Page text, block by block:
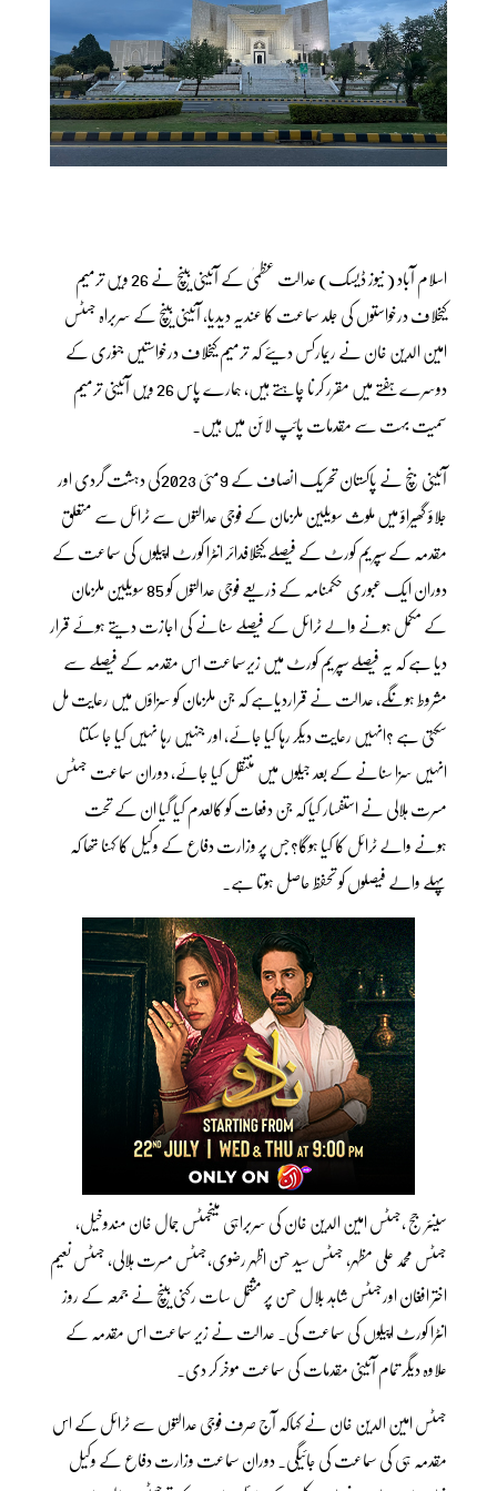
اسلام آباد ( نیوز ڈیسک) عدالت عظمیٰ کے آئینی بینچ نے 26 ویں ترمیم
کیخلاف درخواستوں کی جلد سماعت کا عندیہ دیدیا، آئینی بینچ کے سربراہ جسٹس
امین الدین خان نے ریمارکس دیئے کہ ترمیم کیخلاف درخواستیں جنوری کے
دوسرے ہفتے میں مقرر کرنا چاہتے ہیں، ہمارے پاس 26 ویں آئینی ترمیم
سمیت بہت سے مقدمات پائپ لائن میں ہیں۔
آئینی بنچ نے پاکستان تحریک انصاف کے 9مئی 2023کی دہشت گردی اور
جلاؤ گھیراؤ میں ملوث سویلین ملزمان کے فوجی عدالتوں سے ٹرائل سے متعلق
مقدمہ کے سپریم کورٹ کے فیصلے کیخلافدائر انٹرا کورٹ اپیلوں کی سماعت کے
دوران ایک عبوری حکمنامہ کے ذریعے فوجی عدالتوں کو 85 سویلین ملزمان
کے مکمل ہونے والے ٹرائل کے فیصلے سنانے کی اجازت دیتے ہوئے قرار
دیا ہے کہ یہ فیصلے سپریم کورٹ میں زیرسماعت اس مقدمہ کے فیصلے سے
مشروط ہونگے، عدالت نے قراردیاہے کہ جن ملزمان کو سزاؤں میں رعایت مل
سکتی ہے ؟انہیں رعایت دیکر رہا کیا جائے، اور جنہیں رہا نہیں کیا جا سکتا
انہیں سزا سنانے کے بعد جیلوں میں منتقل کیا جائے، دوران سماعت جسٹس
مسرت ہلالی نے استفسار کیا کہ جن دفعات کو کالعدم کیا گیا ان کے تحت
ہونے والے ٹرائل کا کیا ہوگا؟جس پر وزارت دفاع کے وکیل کا کہنا تھا کہ
پہلے والے فیصلوں کو تحفظ حاصل ہوتا ہے۔
سینئر جج ،جسٹس امین الدین خان کی سربراہی میںجسٹس جمال خان مندوخیل،
جسٹس محمد علی مظہر، جسٹس سید حسن اظہر رضوی،جسٹس مسرت ہلالی، جسٹس نعیم
اختر افغان اورجسٹس شاہد بلال حسن پر مشتمل سات رکنی بینچ نے جمعہ کے روز
انٹرا کورٹ اپیلوں کی سماعت کی۔ عدالت نے زیر سماعت اس مقدمہ کے
علاوہ دیگر تمام آئینی مقدمات کی سماعت موخر کر دی۔
جسٹس امین الدین خان نے کہاکہ آج صرف فوجی عدالتوں سے ٹرائل کے اس
مقدمہ ہی کی سماعت کی جائیگی۔ دوران سماعت وزارت دفاع کے وکیل